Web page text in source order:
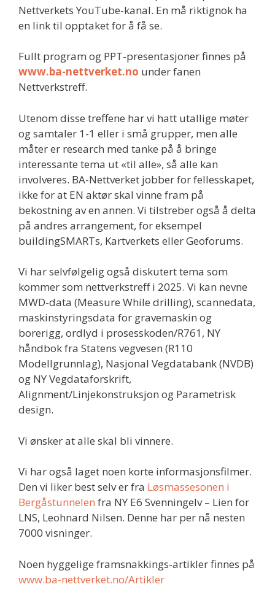
Nettverkets YouTube-kanal. En må riktignok ha
en link til opptaket for å få se.
Fullt program og PPT-presentasjoner finnes på
www.ba-nettverket.no under fanen
Nettverkstreff.
Utenom disse treffene har vi hatt utallige møter
og samtaler 1-1 eller i små grupper, men alle
måter er research med tanke på å bringe
interessante tema ut «til alle», så alle kan
involveres. BA-Nettverket jobber for fellesskapet,
ikke for at EN aktør skal vinne fram på
bekostning av en annen. Vi tilstreber også å delta
på andres arrangement, for eksempel
buildingSMARTs, Kartverkets eller Geoforums.
Vi har selvfølgelig også diskutert tema som
kommer som nettverkstreff i 2025. Vi kan nevne
MWD-data (Measure While drilling), scannedata,
maskinstyringsdata for gravemaskin og
borerigg, ordlyd i prosesskoden/R761, NY
håndbok fra Statens vegvesen (R110
Modellgrunnlag), Nasjonal Vegdatabank (NVDB)
og NY Vegdataforskrift,
Alignment/Linjekonstruksjon og Parametrisk
design.
Vi ønsker at alle skal bli vinnere.
Vi har også laget noen korte informasjonsfilmer.
Den vi liker best selv er fra Løsmassesonen i
Bergåstunnelen fra NY E6 Svenningelv – Lien for
LNS, Leohnard Nilsen. Denne har per nå nesten
7000 visninger.
Noen hyggelige framsnakkings-artikler finnes på
www.ba-nettverket.no/Artikler